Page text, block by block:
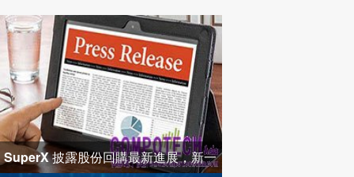
SuperX 披露股份回購最新進展，新一